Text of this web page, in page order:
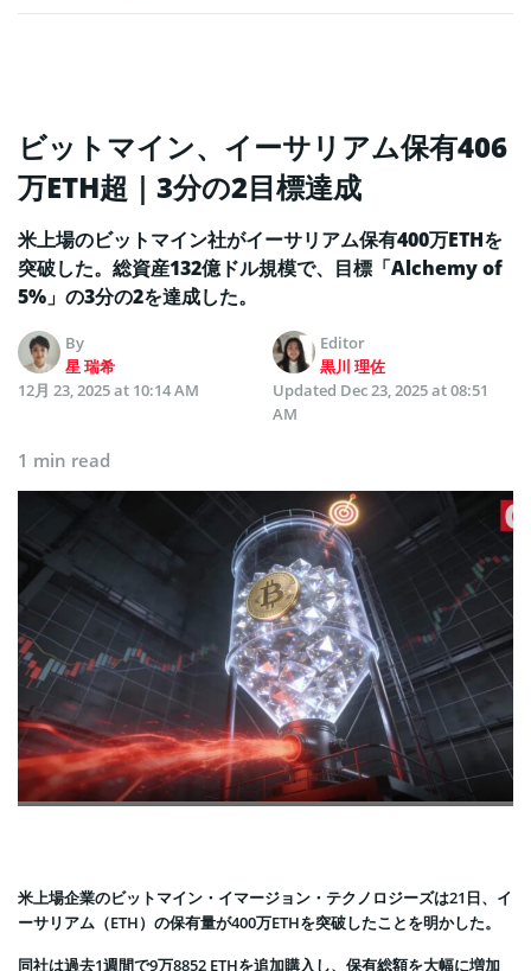
ビットマイン、イーサリアム保有406
万ETH超｜3分の2目標達成
米上場のビットマイン社がイーサリアム保有400万ETHを
突破した。総資産132億ドル規模で、目標「Alchemy of
5%」の3分の2を達成した。
By
星 瑞希
Editor
黒川 理佐
12月 23, 2025 at 10:14 AM
Updated Dec 23, 2025 at 08:51
AM
1 min read
米上場企業のビットマイン・イマージョン・テクノロジーズは21日、イ
ーサリアム（ETH）の保有量が400万ETHを突破したことを明かした。
同社は過去1週間で9万8852 ETHを追加購入し、保有総額を大幅に増加